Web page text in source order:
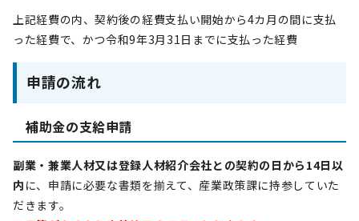
上記経費の内、契約後の経費支払い開始から4カ月の間に支払
った経費で、かつ令和9年3月31日までに支払った経費
申請の流れ
補助金の支給申請
副業・兼業人材又は登録人材紹介会社との契約の日から14日以
内 に、申請に必要な書類を揃えて、産業政策課に持参していた
だきます。